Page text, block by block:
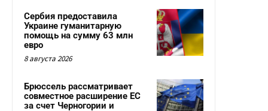
Сербия предоставила
Украине гуманитарную
помощь на сумму 63 млн
евро
8 августа 2026
Брюссель рассматривает
совместное расширение ЕС
за счет Черногории и